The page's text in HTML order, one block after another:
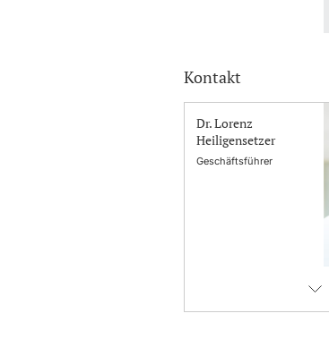
Kontakt
Dr. Lorenz
Heiligensetzer
Geschäftsführer